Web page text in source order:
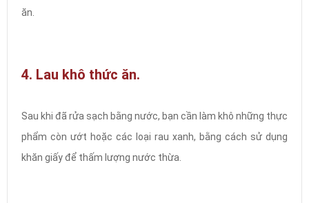
ăn.
4. Lau khô thức ăn.
Sau khi đã rửa sạch bằng nước, bạn cần làm khô những thực
phẩm còn ướt hoặc các loại rau xanh, bằng cách sử dụng
khăn giấy để thấm lượng nước thừa.